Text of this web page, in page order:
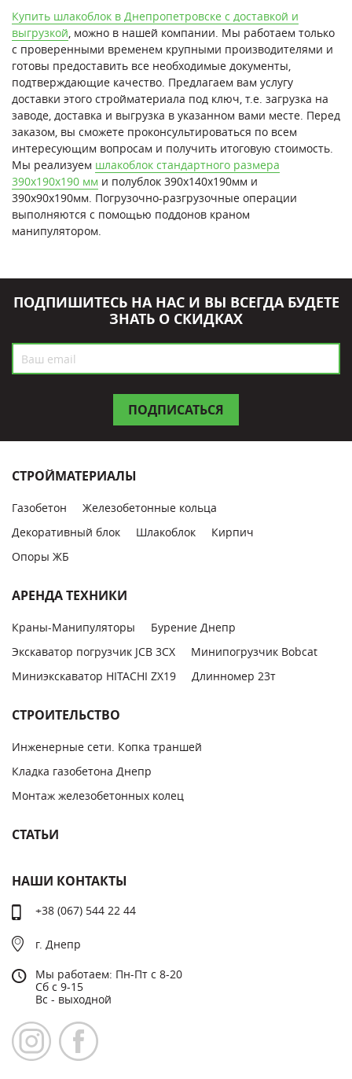
Купить шлакоблок в Днепропетровске с доставкой и
выгрузкой , можно в нашей компании. Мы работаем только
с проверенными временем крупными производителями и
готовы предоставить все необходимые документы,
подтверждающие качество. Предлагаем вам услугу
доставки этого стройматериала под ключ, т.е. загрузка на
заводе, доставка и выгрузка в указанном вами месте. Перед
заказом, вы сможете проконсультироваться по всем
интересующим вопросам и получить итоговую стоимость.
Мы реализуем шлакоблок стандартного размера
390х190х190 мм и полублок 390х140х190мм и
390х90х190мм. Погрузочно-разгрузочные операции
выполняются с помощью поддонов краном
манипулятором.
ПОДПИШИТЕСЬ НА НАС И ВЫ ВСЕГДА БУДЕТЕ
ЗНАТЬ О СКИДКАХ
СТРОЙМАТЕРИАЛЫ
Газобетон
Железобетонные кольца
Декоративный блок
Шлакоблок
Кирпич
Опоры ЖБ
АРЕНДА ТЕХНИКИ
Краны-Манипуляторы
Бурение Днепр
Экскаватор погрузчик JCB 3CX
Минипогрузчик Bobcat
Миниэкскаватор HITACHI ZX19
Длинномер 23т
СТРОИТЕЛЬСТВО
Инженерные сети. Копка траншей
Кладка газобетона Днепр
Монтаж железобетонных колец
СТАТЬИ
НАШИ КОНТАКТЫ
+38 (067) 544 22 44
г. Днепр
Мы работаем: Пн-Пт с 8-20
Сб с 9-15
Вс - выходной